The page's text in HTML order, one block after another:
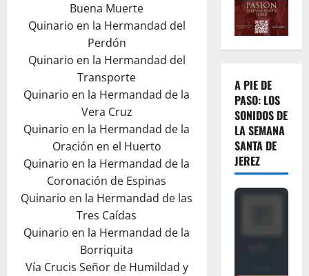
Buena Muerte
Quinario en la Hermandad del
Perdón
Quinario en la Hermandad del
Transporte
Quinario en la Hermandad de la
Vera Cruz
Quinario en la Hermandad de la
Oración en el Huerto
Quinario en la Hermandad de la
Coronación de Espinas
Quinario en la Hermandad de las
Tres Caídas
Quinario en la Hermandad de la
Borriquita
Vía Crucis Señor de Humildad y
A PIE DE
PASO: LOS
SONIDOS DE
LA SEMANA
SANTA DE
JEREZ